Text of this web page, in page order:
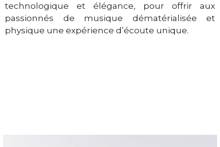
technologique et élégance, pour offrir aux
passionnés de musique dématérialisée et
physique une expérience d’écoute unique.